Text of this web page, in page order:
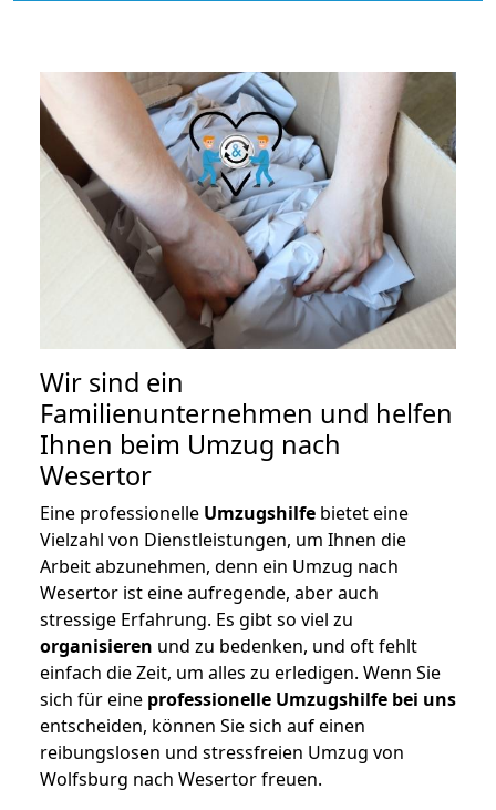
Wir sind ein
Familienunternehmen und helfen
Ihnen beim Umzug nach
Wesertor
Eine professionelle Umzugshilfe bietet eine
Vielzahl von Dienstleistungen, um Ihnen die
Arbeit abzunehmen, denn ein Umzug nach
Wesertor ist eine aufregende, aber auch
stressige Erfahrung. Es gibt so viel zu
organisieren und zu bedenken, und oft fehlt
einfach die Zeit, um alles zu erledigen. Wenn Sie
sich für eine professionelle Umzugshilfe bei uns
entscheiden, können Sie sich auf einen
reibungslosen und stressfreien Umzug von
Wolfsburg nach Wesertor freuen.